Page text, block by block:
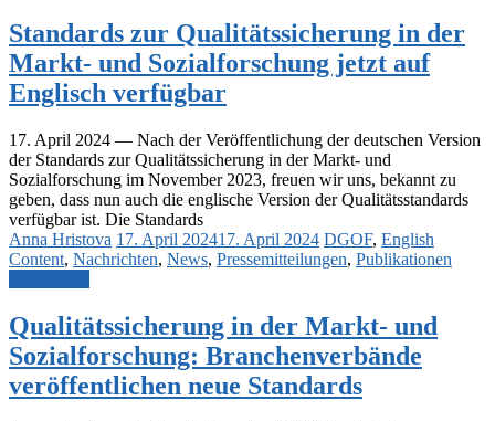
Standards zur Qualitätssicherung in der
Markt- und Sozialforschung jetzt auf
Englisch verfügbar
17. April 2024 — Nach der Veröffentlichung der deutschen Version
der Standards zur Qualitätssicherung in der Markt- und
Sozialforschung im November 2023, freuen wir uns, bekannt zu
geben, dass nun auch die englische Version der Qualitätsstandards
verfügbar ist. Die Standards
Anna Hristova 17. April 202417. April 2024 DGOF, English
Content, Nachrichten, News, Pressemitteilungen, Publikationen
Qualitätssicherung in der Markt- und
Sozialforschung: Branchenverbände
veröffentlichen neue Standards